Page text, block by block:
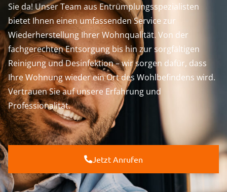
Sie da! Unser Team aus Entrümplungsspezialisten
bietet Ihnen einen umfassenden Service zur
Wiederherstellung Ihrer Wohnqualität. Von der
fachgerechten Entsorgung bis hin zur sorgfältigen
Reinigung und Desinfektion – wir sorgen dafür, dass
Ihre Wohnung wieder ein Ort des Wohlbefindens wird.
Vertrauen Sie auf unsere Erfahrung und
Professionalität.
Jetzt Anrufen